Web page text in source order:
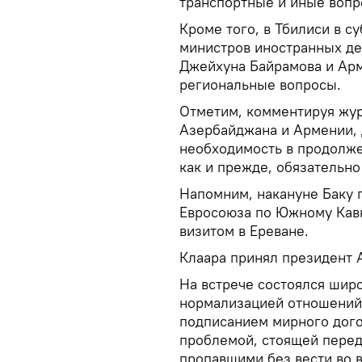
Кроме того, в Тбилиси в
министров иностранных
Джейхуна Байрамова и
региональные вопросы.
Отметим, комментируя
Азербайджана и Армении,
необходимость в
как и прежде,
Напомним, накануне Баку
Евросоюза по Южному
визитом в Ереване.
Клаара принял
На встрече состоялся
нормализацией
подписанием мирного
проблемой, стоящей
пропавшими без вести во